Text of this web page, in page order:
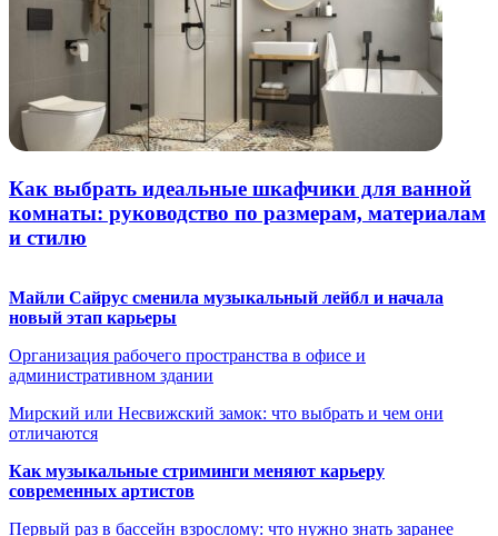
Как выбрать идеальные шкафчики для ванной
комнаты: руководство по размерам, материалам
и стилю
Майли Сайрус сменила музыкальный лейбл и начала
новый этап карьеры
Организация рабочего пространства в офисе и
административном здании
Мирский или Несвижский замок: что выбрать и чем они
отличаются
Как музыкальные стриминги меняют карьеру
современных артистов
Первый раз в бассейн взрослому: что нужно знать заранее